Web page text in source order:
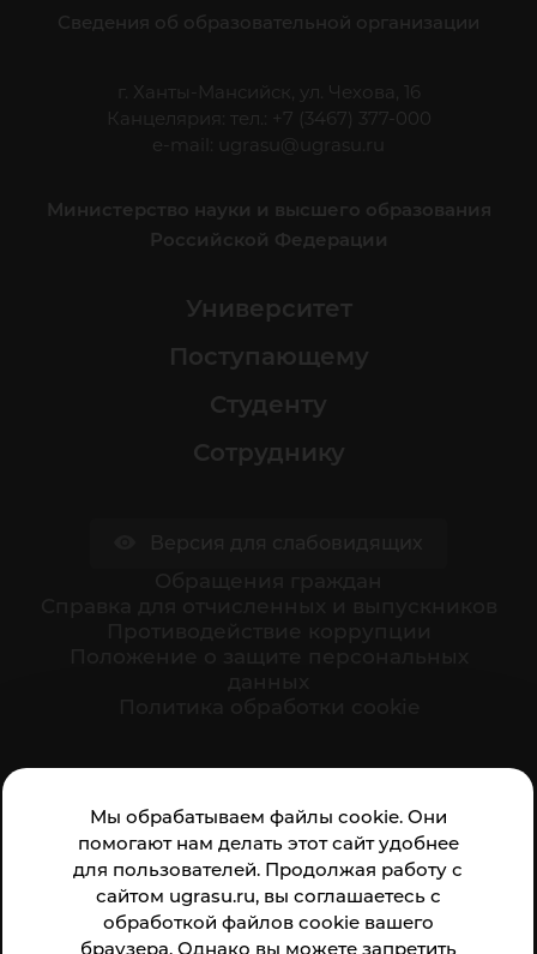
Мы обрабатываем файлы cookie. Они
помогают нам делать этот сайт удобнее
для пользователей. Продолжая работу с
сайтом ugrasu.ru, вы соглашаетесь с
обработкой файлов cookie вашего
браузера. Однако вы можете запретить
Сведения об образовательной организации
г. Ханты-Мансийск, ул. Чехова, 16
Канцелярия: тел.: +7 (3467) 377-000
e-mail:
ugrasu@ugrasu.ru
Министерство науки и высшего образования
Российской Федерации
Университет
Поступающему
Студенту
Сотруднику
организации: